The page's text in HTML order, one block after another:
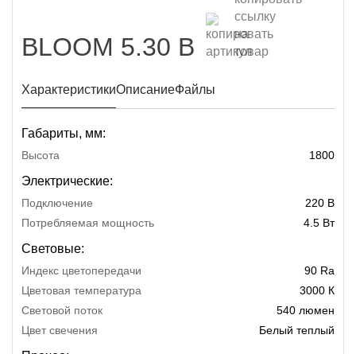
BLOOM 5.30 B
ХарактеристикиОписаниеФайлы
Габариты, мм:
Высота 1800
Электрические:
Подключение
220 В
Потребляемая мощность
4.5 Вт
Световые:
Индекс цветопередачи
90 Ra
Цветовая температура
3000 К
Световой поток
540 люмен
Цвет свечения
Белый теплый